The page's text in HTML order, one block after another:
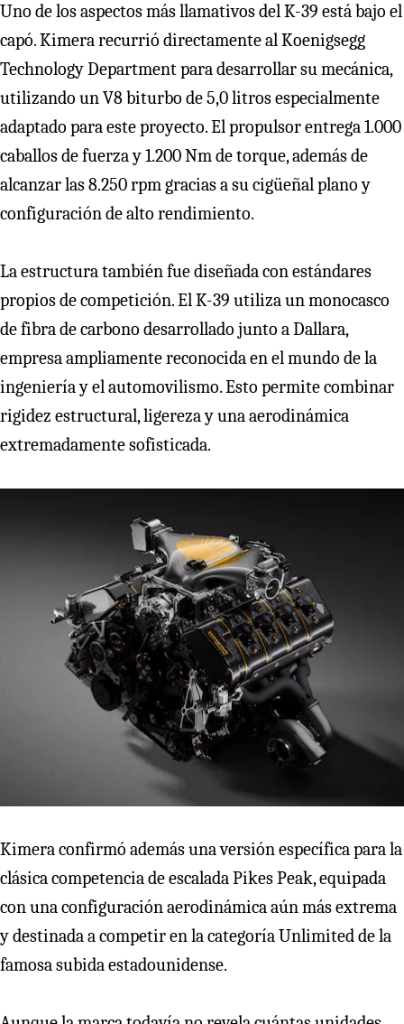
Uno de los aspectos más llamativos del K-39 está bajo el
capó. Kimera recurrió directamente al Koenigsegg
Technology Department para desarrollar su mecánica,
utilizando un V8 biturbo de 5,0 litros especialmente
adaptado para este proyecto. El propulsor entrega 1.000
caballos de fuerza y 1.200 Nm de torque, además de
alcanzar las 8.250 rpm gracias a su cigüeñal plano y
configuración de alto rendimiento.
La estructura también fue diseñada con estándares
propios de competición. El K-39 utiliza un monocasco
de fibra de carbono desarrollado junto a Dallara,
empresa ampliamente reconocida en el mundo de la
ingeniería y el automovilismo. Esto permite combinar
rigidez estructural, ligereza y una aerodinámica
extremadamente sofisticada.
Kimera confirmó además una versión específica para la
clásica competencia de escalada Pikes Peak, equipada
con una configuración aerodinámica aún más extrema
y destinada a competir en la categoría Unlimited de la
famosa subida estadounidense.